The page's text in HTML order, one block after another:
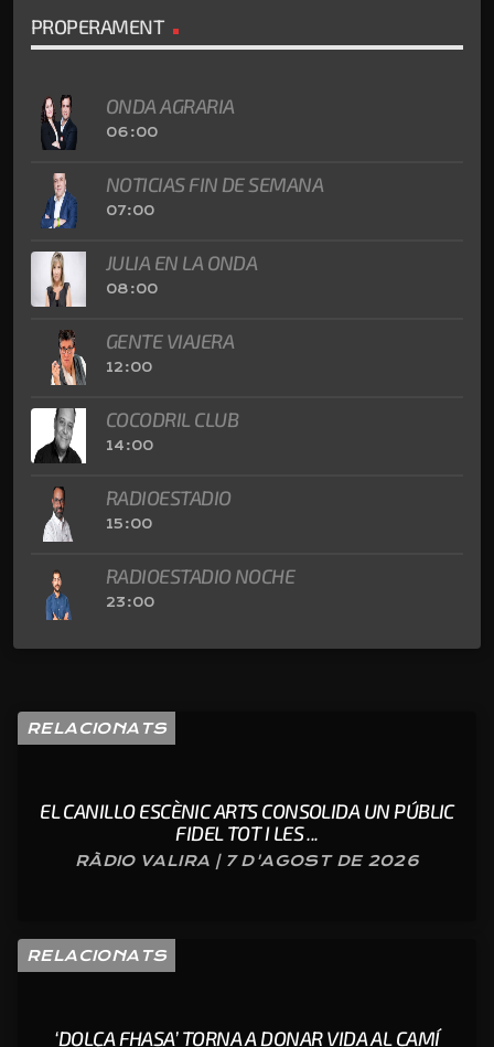
PROPERAMENT
ONDA AGRARIA
06:00
NOTICIAS FIN DE SEMANA
07:00
JULIA EN LA ONDA
08:00
GENTE VIAJERA
12:00
COCODRIL CLUB
14:00
RADIOESTADIO
15:00
RADIOESTADIO NOCHE
23:00
RELACIONATS
EL CANILLO ESCÈNIC ARTS CONSOLIDA UN PÚBLIC
FIDEL TOT I LES ...
RÀDIO VALIRA | 7 D'AGOST DE 2026
RELACIONATS
‘DOLÇA FHASA’ TORNA A DONAR VIDA AL CAMÍ